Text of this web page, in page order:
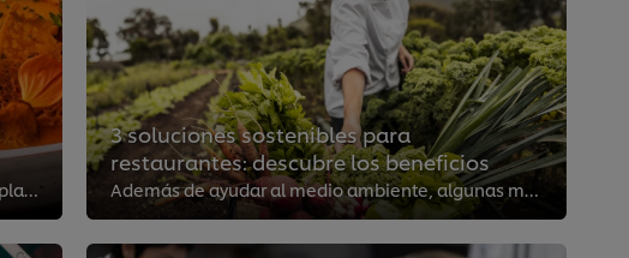
Explorar más oportunidades en la ejecución de platos te permite sobresalir y ahorrar de diferentes maneras. Aprende a destacart...
3 soluciones sostenibles para
restaurantes: descubre los beneficios
Además de ayudar al medio ambiente, algunas medidas sencillas pueden tener un impacto positivo en tus ingresos. ¡Descubre por q...